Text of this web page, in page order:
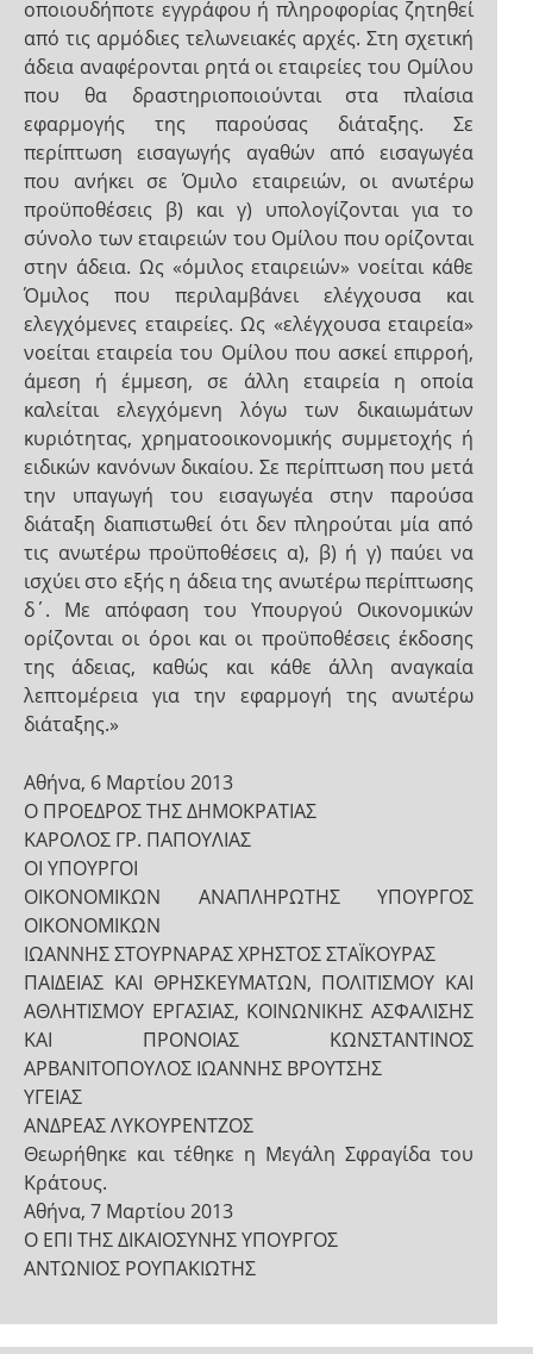
οποιουδήποτε εγγράφου ή πληροφορίας ζητηθεί
από τις αρμόδιες τελωνειακές αρχές. Στη σχετική
άδεια αναφέρονται ρητά οι εταιρείες του Ομίλου
που θα δραστηριοποιούνται στα πλαίσια
εφαρμογής της παρούσας διάταξης. Σε
περίπτωση εισαγωγής αγαθών από εισαγωγέα
που ανήκει σε Όμιλο εταιρειών, οι ανωτέρω
προϋποθέσεις β) και γ) υπολογίζονται για το
σύνολο των εταιρειών του Ομίλου που ορίζονται
στην άδεια. Ως «όμιλος εταιρειών» νοείται κάθε
Όμιλος που περιλαμβάνει ελέγχουσα και
ελεγχόμενες εταιρείες. Ως «ελέγχουσα εταιρεία»
νοείται εταιρεία του Ομίλου που ασκεί επιρροή,
άμεση ή έμμεση, σε άλλη εταιρεία η οποία
καλείται ελεγχόμενη λόγω των δικαιωμάτων
κυριότητας, χρηματοοικονομικής συμμετοχής ή
ειδικών κανόνων δικαίου. Σε περίπτωση που μετά
την υπαγωγή του εισαγωγέα στην παρούσα
διάταξη διαπιστωθεί ότι δεν πληρούται μία από
τις ανωτέρω προϋποθέσεις α), β) ή γ) παύει να
ισχύει στο εξής η άδεια της ανωτέρω περίπτωσης
δ΄. Με απόφαση του Υπουργού Οικονομικών
ορίζονται οι όροι και οι προϋποθέσεις έκδοσης
της άδειας, καθώς και κάθε άλλη αναγκαία
λεπτομέρεια για την εφαρμογή της ανωτέρω
διάταξης.»
Αθήνα, 6 Μαρτίου 2013
Ο ΠΡΟΕΔΡΟΣ ΤΗΣ ΔΗΜΟΚΡΑΤΙΑΣ
ΚΑΡΟΛΟΣ ΓΡ. ΠΑΠΟΥΛΙΑΣ
ΟΙ ΥΠΟΥΡΓΟΙ
ΟΙΚΟΝΟΜΙΚΩΝ ΑΝΑΠΛΗΡΩΤΗΣ ΥΠΟΥΡΓΟΣ
ΟΙΚΟΝΟΜΙΚΩΝ
ΙΩΑΝΝΗΣ ΣΤΟΥΡΝΑΡΑΣ ΧΡΗΣΤΟΣ ΣΤΑΪΚΟΥΡΑΣ
ΠΑΙΔΕΙΑΣ ΚΑΙ ΘΡΗΣΚΕΥΜΑΤΩΝ, ΠΟΛΙΤΙΣΜΟΥ ΚΑΙ
ΑΘΛΗΤΙΣΜΟΥ ΕΡΓΑΣΙΑΣ, ΚΟΙΝΩΝΙΚΗΣ ΑΣΦΑΛΙΣΗΣ
ΚΑΙ ΠΡΟΝΟΙΑΣ ΚΩΝΣΤΑΝΤΙΝΟΣ
ΑΡΒΑΝΙΤΟΠΟΥΛΟΣ ΙΩΑΝΝΗΣ ΒΡΟΥΤΣΗΣ
ΥΓΕΙΑΣ
ΑΝΔΡΕΑΣ ΛΥΚΟΥΡΕΝΤΖΟΣ
Θεωρήθηκε και τέθηκε η Μεγάλη Σφραγίδα του
Κράτους.
Αθήνα, 7 Μαρτίου 2013
Ο ΕΠΙ ΤΗΣ ΔΙΚΑΙΟΣΥΝΗΣ ΥΠΟΥΡΓΟΣ
ΑΝΤΩΝΙΟΣ ΡΟΥΠΑΚΙΩΤΗΣ